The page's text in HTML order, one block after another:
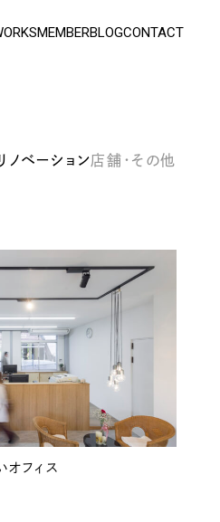
MEMBERBLOGCONTACT
ノベーション店舗・その他
オフィス